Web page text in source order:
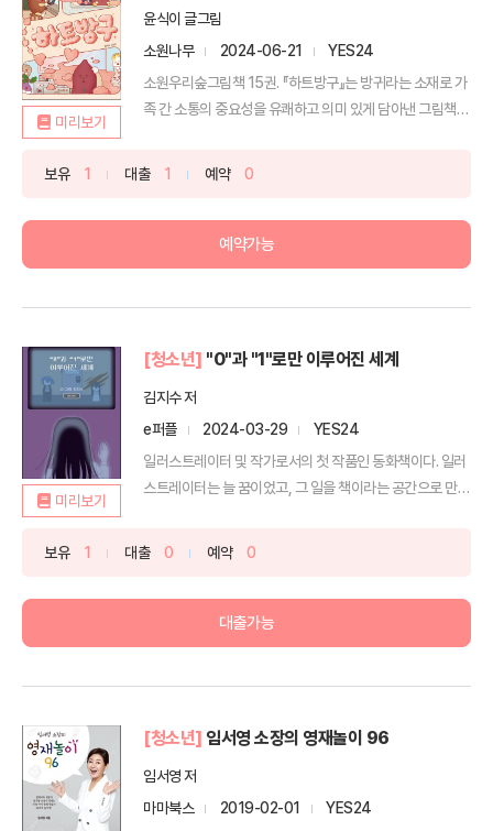
미리보기
윤식이 글그림
소원나무
2024-06-21
YES24
소원우리숲그림책 15권. 『하트방구』는 방귀라는 소재로 가
족 간 소통의 중요성을 유쾌하고 의미 있게 담아낸 그림책입
보유 1 대출 1 예약 0
예약가능
미리보기
[청소년] "0"과 "1"로만 이루어진 세계
김지수 저
e퍼플
2024-03-29
YES24
일러스트레이터 및 작가로서의 첫 작품인 동화책이다. 일러
스트레이터는 늘 꿈이었고, 그 일을 책이라는 공간으로 만들
보유 1 대출 0 예약 0
대출가능
[청소년] 임서영 소장의 영재놀이 96
임서영 저
마마북스
2019-02-01
YES24